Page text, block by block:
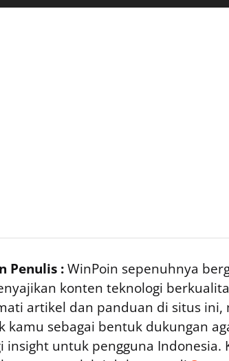
Penulis :WinPoin sepenuhnya
konten teknologi
artikel dan panduan di situs
kamu sebagai bentuk dukungan
insight untuk pengguna Indonesia.